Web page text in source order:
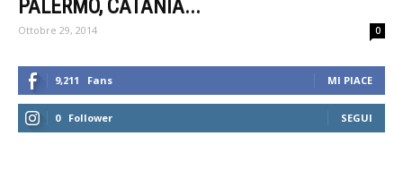
PALERMO, CATANIA...
Ottobre 29, 2014 0
9,211 Fans MI PIACE
0 Follower SEGUI